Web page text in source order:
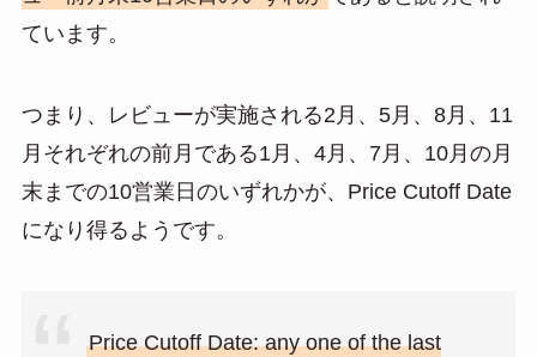
ています。
つまり、レビューが実施される2月、5月、8月、11
月それぞれの前月である1月、4月、7月、10月の月
末までの10営業日のいずれかが、Price Cutoff Date
になり得るようです。
Price Cutoff Date: any one of the last